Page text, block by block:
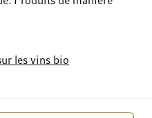
les vins bio